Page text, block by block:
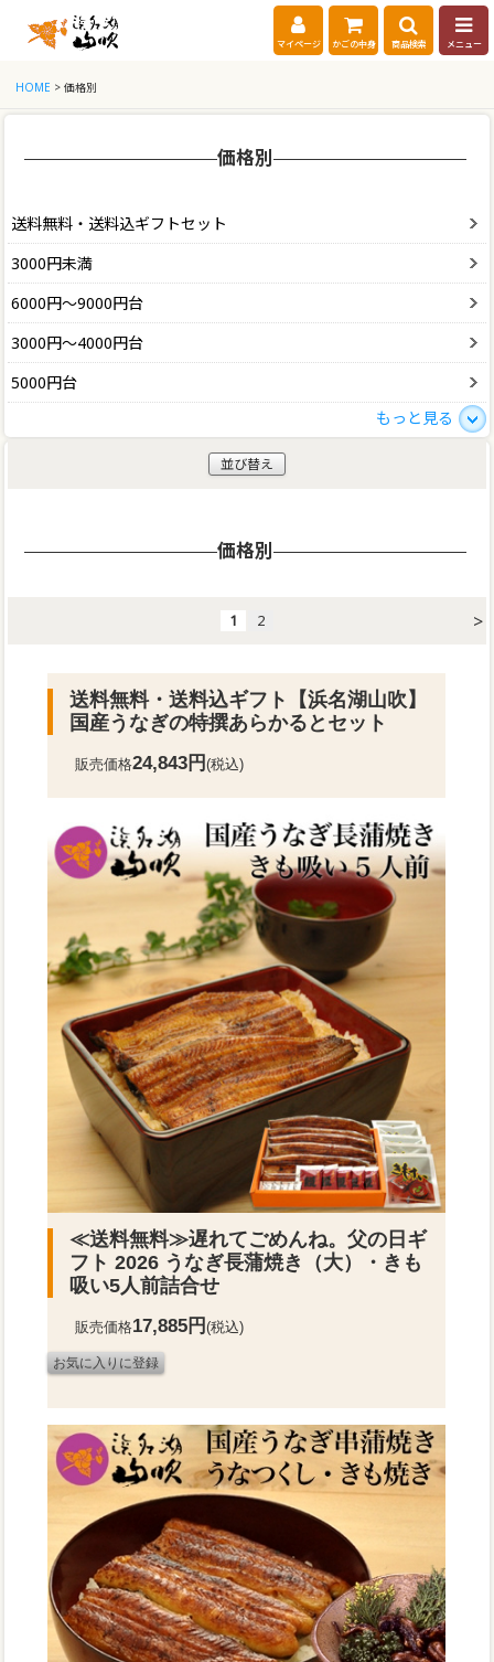
マイページ かごの中身 商品検索 メニュー
HOME > 価格別
価格別
送料無料・送料込ギフトセット
3000円未満
6000円～9000円台
3000円～4000円台
5000円台
もっと見る
並び替え
価格別
>
1 2
送料無料・送料込ギフト
【浜名湖山吹】
国産うなぎの特撰あらかるとセット
販売価格24,843円(税込)
≪送料無料≫遅れてごめんね。父の日ギ
フト 2026 うなぎ長蒲焼き（大）・きも
吸い5人前詰合せ
販売価格17,885円(税込)